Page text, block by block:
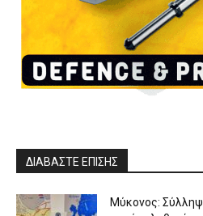
ΔΙΑΒΑΣΤΕ ΕΠΙΣΗΣ
Μύκονος: